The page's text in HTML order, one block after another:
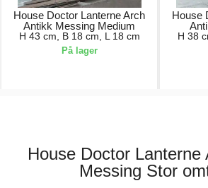
House Doctor Lanterne Arch
Antikk Messing Medium
H 43 cm, B 18 cm, L 18 cm
På lager
House
H 38
House Doctor Lanterne
Messing Stor